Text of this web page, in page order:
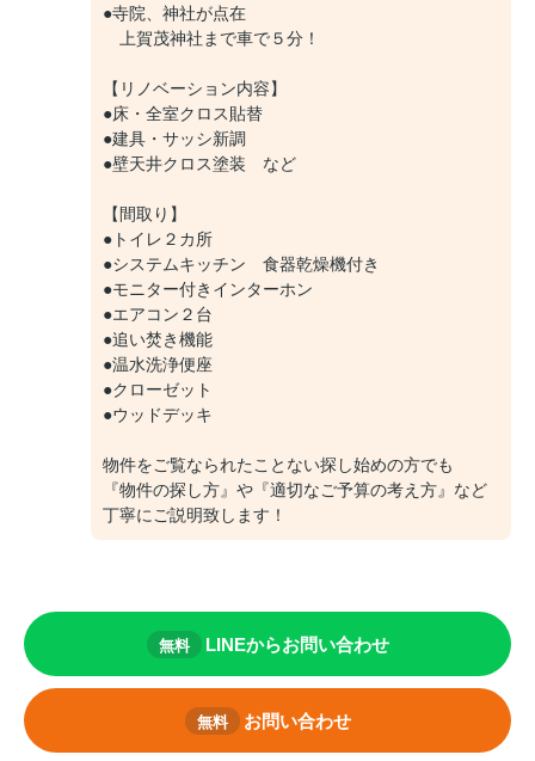
●寺院、神社が点在
上賀茂神社まで車で５分！
【リノベーション内容】
●床・全室クロス貼替
●建具・サッシ新調
●壁天井クロス塗装 など
【間取り】
●トイレ２カ所
●システムキッチン 食器乾燥機付き
●モニター付きインターホン
●エアコン２台
●追い焚き機能
●温水洗浄便座
●クローゼット
●ウッドデッキ
物件をご覧なられたことない探し始めの方でも
『物件の探し方』や『適切なご予算の考え方』など
丁寧にご説明致します！
無料 LINEからお問い合わせ
無料 お問い合わせ